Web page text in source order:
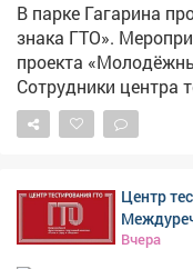
В парке Гагарина
знака ГТО».
проекта
Сотрудники центра
«Спортивная школа
в возрасте от 16 до
официальном сайте gto.ru. - Получение
допуска. - Выбор ближайшего центра тестирования. -
Центр
Вчера